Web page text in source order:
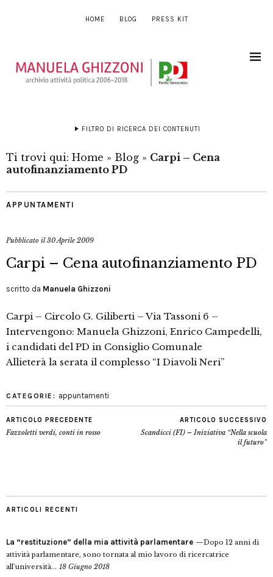
HOME BLOG PRESS KIT
FILTRO DI RICERCA DEI CONTENUTI
Ti trovi qui: Home » Blog » Carpi – Cena
autofinanziamento PD
APPUNTAMENTI
Pubblicato il30 Aprile 2009
Carpi – Cena autofinanziamento PD
scritto da Manuela Ghizzoni
Carpi – Circolo G. Giliberti – Via Tassoni 6 –
Intervengono: Manuela Ghizzoni, Enrico Campedelli,
i candidati del PD in Consiglio Comunale
Allieterà la serata il complesso “I Diavoli Neri”
CATEGORIE: appuntamenti
ARTICOLO PRECEDENTE
Fazzoletti verdi, conti in rosso
ARTICOLO SUCCESSIVO
Scandicci (FI) – Iniziativa “Nella scuola
il futuro”
ARTICOLI RECENTI
La “restituzione” della mia attività parlamentare
Dopo 12 anni di
attività parlamentare, sono tornata al mio lavoro di ricercatrice
all’università... 18 Giugno 2018